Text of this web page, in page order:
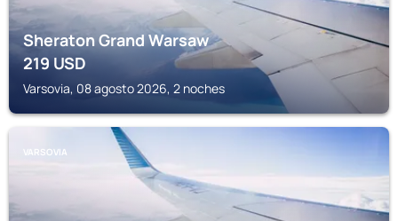
Sheraton Grand Warsaw
219USD
Varsovia, 08 agosto 2026, 2 noches
VARSOVIA